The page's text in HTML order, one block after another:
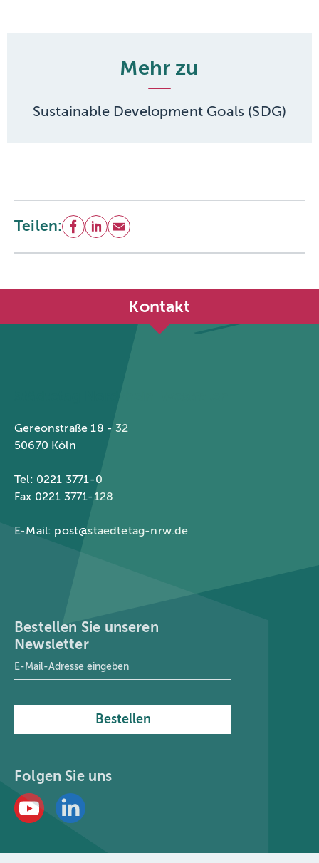
Mehr zu
Sustainable Development Goals (SDG)
Teilen: Facebook
LinkedIn
E-Mail
Kontakt
Gereonstraße 18 - 32
50670 Köln
Tel: 0221 3771-0
Fax 0221 3771-128
E-Mail: post@staedtetag-nrw.de
Bestellen Sie unseren
Newsletter
E-Mail-Adresse
Bestellen
Folgen Sie uns